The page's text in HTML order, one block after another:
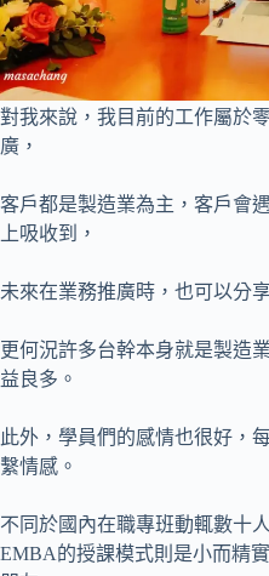
對我來說，我目前的工作屬於
廣，
客戶都是製造業為主，客戶會
上吸收到，
未來在業務推廣時，也可以分
更何況許多台幹本身就是製造
益良多。
此外，學員們的感情也很好，
繫情感。
不同於國內在職專班動輒數十
EMBA的授課模式則是小而精